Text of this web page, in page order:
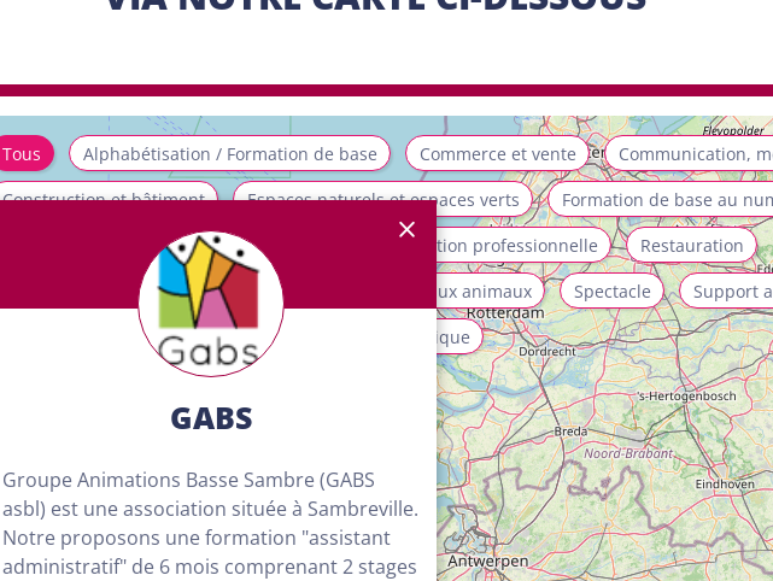
Tous Alphabétisation / Formation de base Commerce et vente
Communication,
Construction et bâtiment
Espaces naturels et espaces verts
Formation de base au
Installation et maintenance
Orientation professionnelle
Restauration
Services aux personnes et à la collectivité
Soins aux animaux Spectacle
Support
Tourisme, loisirs et animation
Transport et logistique
GABS
Groupe Animations Basse Sambre (GABS
asbl) est une association située à Sambreville.
Notre proposons une formation "assistant
administratif" de 6 mois comprenant 2 stages